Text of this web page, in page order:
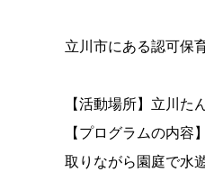
立川市にある認可保
【活動場所】立川
【プログラムの内
取りながら園庭で水